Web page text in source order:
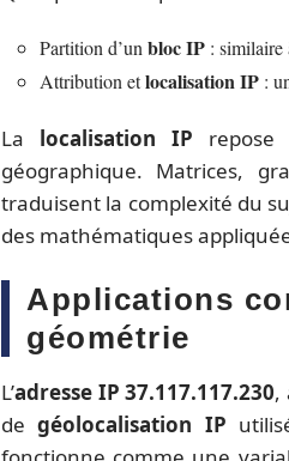
Partition d’un bloc IP : similaire
Attribution etlocalisation IP :
La localisation IP repose
géographique. Matrices,
traduisent la complexité du
des mathématiques
Applications
géométrie
L’adresse IP 37.117.117.230,
degéolocalisation IP